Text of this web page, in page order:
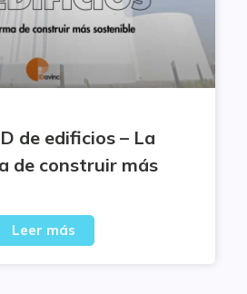
de edificios – La
de construir más
Leer más